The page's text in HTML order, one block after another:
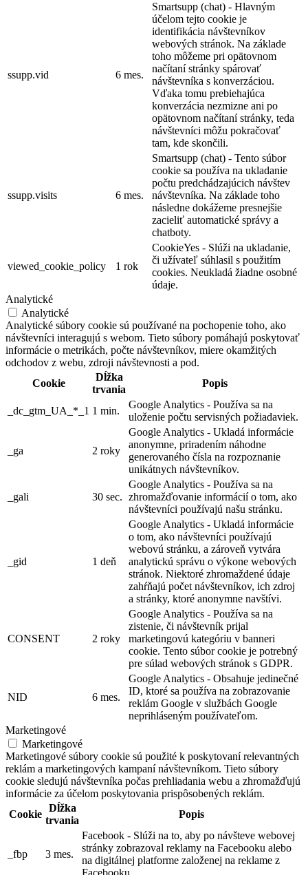
ssupp.vid 6 mes.
Smartsupp (chat) - Hlavným
účelom tejto cookie je
identifikácia návštevníkov
webových stránok. Na základe
toho môžeme pri opätovnom
načítaní stránky spárovať
návštevníka s konverzáciou.
Vďaka tomu prebiehajúca
konverzácia nezmizne ani po
opätovnom načítaní stránky, teda
návštevníci môžu pokračovať
tam, kde skončili.
ssupp.visits 6 mes.
Smartsupp (chat) - Tento súbor
cookie sa používa na ukladanie
počtu predchádzajúcich návštev
návštevníka. Na základe toho
následne dokážeme presnejšie
zacieliť automatické správy a
chatboty.
viewed_cookie_policy 1 rok
CookieYes - Slúži na ukladanie,
či užívateľ súhlasil s použitím
cookies. Neukladá žiadne osobné
údaje.
Analytické
Analytické
Analytické súbory cookie sú používané na pochopenie toho, ako
návštevníci interagujú s webom. Tieto súbory pomáhajú poskytovať
informácie o metrikách, počte návštevníkov, miere okamžitých
odchodov z webu, zdroji návštevnosti a pod.
Cookie
Dĺžka
trvania
Popis
_dc_gtm_UA_*_1 1 min.
Google Analytics - Používa sa na
uloženie počtu servisných požiadaviek.
_ga 2 roky
Google Analytics - Ukladá informácie
anonymne, priradením náhodne
generovaného čísla na rozpoznanie
unikátnych návštevníkov.
_gali 30 sec.
Google Analytics - Používa sa na
zhromažďovanie informácií o tom, ako
návštevníci používajú našu stránku.
_gid 1 deň
Google Analytics - Ukladá informácie
o tom, ako návštevníci používajú
webovú stránku, a zároveň vytvára
analytickú správu o výkone webových
stránok. Niektoré zhromaždené údaje
zahŕňajú počet návštevníkov, ich zdroj
a stránky, ktoré anonymne navštívi.
CONSENT 2 roky
Google Analytics - Používa sa na
zistenie, či návštevník prijal
marketingovú kategóriu v banneri
cookie. Tento súbor cookie je potrebný
pre súlad webových stránok s GDPR.
NID 6 mes.
Google Analytics - Obsahuje jedinečné
ID, ktoré sa používa na zobrazovanie
reklám Google v službách Google
neprihláseným používateľom.
Marketingové
Marketingové
Marketingové súbory cookie sú použité k poskytovaní relevantných
reklám a marketingových kampaní návštevníkom. Tieto súbory
cookie sledujú návštevníka počas prehliadania webu a zhromažďujú
informácie za účelom poskytovania prispôsobených reklám.
Cookie
Dĺžka
trvania
Popis
_fbp 3 mes.
Facebook - Slúži na to, aby po návšteve webovej
stránky zobrazoval reklamy na Facebooku alebo
na digitálnej platforme založenej na reklame z